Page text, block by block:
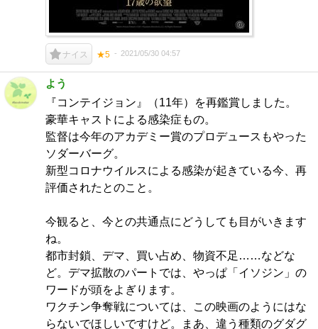
ナイス ★5 2021/05/30 04:57
よう
『コンテイジョン』（11年）を再鑑賞しました。
豪華キャストによる感染症もの。
監督は今年のアカデミー賞のプロデュースもやった
ソダーバーグ。
新型コロナウイルスによる感染が起きている今、再
評価されたとのこと。
今観ると、今との共通点にどうしても目がいきます
ね。
都市封鎖、デマ、買い占め、物資不足……などな
ど。デマ拡散のパートでは、やっぱ「イソジン」の
ワードが頭をよぎります。
ワクチン争奪戦については、この映画のようにはな
らないでほしいですけど。まあ、違う種類のグダグ